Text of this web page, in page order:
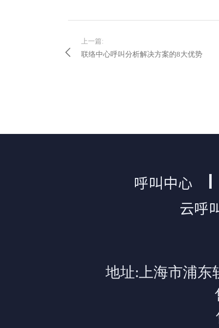
上一篇:
联络中心呼叫分析解决方案的8大优势
呼叫中心
云呼
地址:上海市浦东